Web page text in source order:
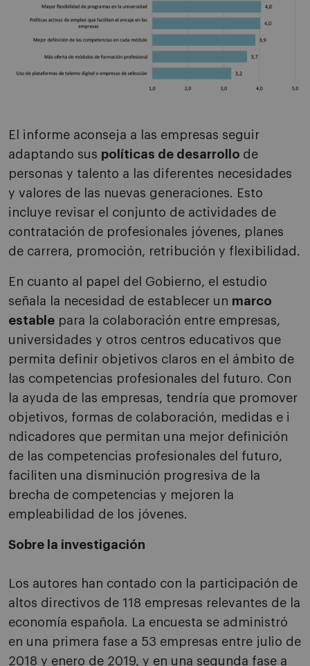
El informe aconseja a las empresas seguir
adaptando sus políticas de desarrollo de
personas y talento a las diferentes necesidades
y valores de las nuevas generaciones. Esto
incluye revisar el conjunto de actividades de
contratación de profesionales jóvenes, planes
de carrera, promoción, retribución y flexibilidad.
En cuanto al papel del Gobierno, el estudio
señala la necesidad de establecer un marco
estable para la colaboración entre empresas,
universidades y otros centros educativos que
permita definir objetivos claros en el ámbito de
las competencias profesionales del futuro. Con
la ayuda de las empresas, tendría que promover
objetivos, formas de colaboración, medidas e i
ndicadores que permitan una mejor definición
de las competencias profesionales del futuro,
faciliten una disminución progresiva de la
brecha de competencias y mejoren la
empleabilidad de los jóvenes.
Sobre la investigación
Los autores han contado con la participación de
altos directivos de 118 empresas relevantes de la
economía española. La encuesta se administró
en una primera fase a 53 empresas entre julio de
2018 y enero de 2019, y en una segunda fase a